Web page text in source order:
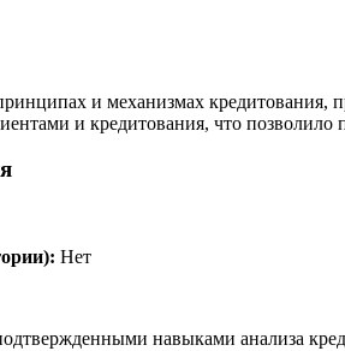
и механизмах кредитования,
и кредитования, что
Нет
навыками анализа